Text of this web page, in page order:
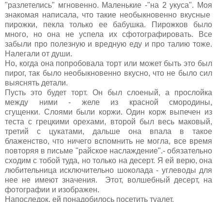
"разлетелись" мгновенно. Маленькие -"на 2 укуса". Моя
знакомая написала, что такие необыкновенно вкусные
пирожки, пекла только ее бабушка. Пирожков было
много, но она не успела их сфотографировать. Все
забыли про полезную и вредную еду и про талию тоже.
Налегали от души.
Но, когда она попробовала торт или может быть это был
пирог, так было необыкновенно вкусно, что не было сил
выяснять детали.
Пусть это будет торт. Он был слоеный, а прослойка
между ними - желе из красной смородины,
сгущенки. Слоями были коржи. Один корж выпечен из
теста с грецкими орехами, второй был весь маковый,
третий с цукатами, дальше она впала в такое
блаженство, что ничего вспомнить не могла, все время
повторяя в письме "райское наслаждение".- обязательно
сходим с тобой туда, но только на десерт. Я ей верю, она
любительница исключительно шоколада - углеводы для
нее не имеют значения. Этот, волшебный десерт, на
фотографии и изображен.
Напоследок, ей понадобилось посетить туалет.